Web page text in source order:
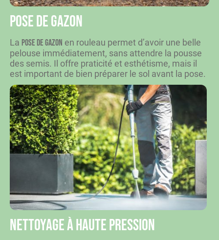
Pose de gazon
La pose de gazon en rouleau permet d’avoir une belle
pelouse immédiatement, sans attendre la pousse
des semis. Il offre praticité et esthétisme, mais il
est important de bien préparer le sol avant la pose.
Nettoyage à haute pression